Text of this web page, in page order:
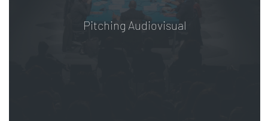
Pitching Audiovisual